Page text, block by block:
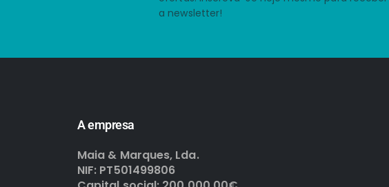
a newsletter!
A empresa
Maia & Marques, Lda.
NIF: PT501499806